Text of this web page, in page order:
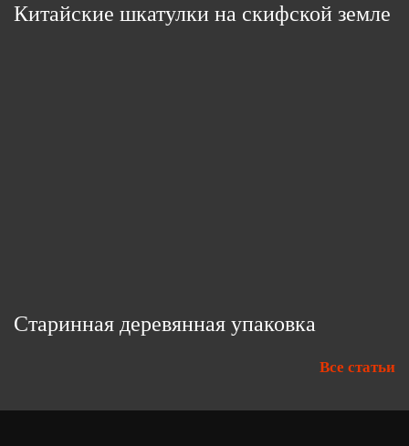
Китайские шкатулки на скифской земле
Старинная деревянная упаковка
Все статьи